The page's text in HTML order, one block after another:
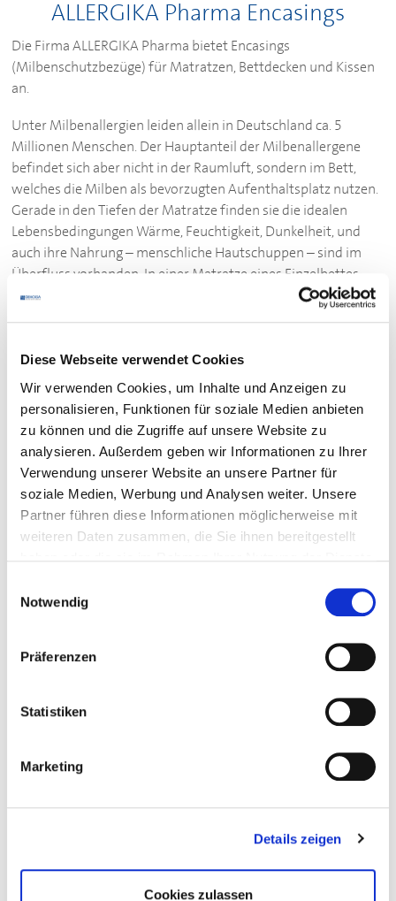
Diese Webseite verwendet Cookies
Wir verwenden Cookies, um Inhalte und Anzeigen zu
personalisieren, Funktionen für soziale Medien anbieten
zu können und die Zugriffe auf unsere Website zu
analysieren. Außerdem geben wir Informationen zu Ihrer
Verwendung unserer Website an unsere Partner für
soziale Medien, Werbung und Analysen weiter. Unsere
Partner führen diese Informationen möglicherweise mit
weiteren Daten zusammen, die Sie ihnen bereitgestellt
Notwendig
Präferenzen
Statistiken
Marketing
Details zeigen
Cookies zulassen
ALLERGIKA Pharma Encasings
Die Firma ALLERGIKA Pharma bietet Encasings
(Milbenschutzbezüge) für Matratzen, Bettdecken und Kissen
an.
Unter Milbenallergien leiden allein in Deutschland ca. 5
Millionen Menschen. Der Hauptanteil der Milbenallergene
befindet sich aber nicht in der Raumluft, sondern im Bett,
welches die Milben als bevorzugten Aufenthaltsplatz nutzen.
Gerade in den Tiefen der Matratze finden sie die idealen
Lebensbedingungen Wärme, Feuchtigkeit, Dunkelheit, und
auch ihre Nahrung – menschliche Hautschuppen – sind im
Überfluss vorhanden. In einer Matratze eines Einzelbettes
leben ca. ½ Mio Milben.
und statten mehr und mehr, auch aus hygienischen Gründen
Zwischenbettbezüge bilden eine mechanische Barriere
zwischen Milben (und deren Kotpartikel) und Schlafenden. So
wird der Kontakt mit den lästigen Tierchen und kleinsten
Allergenpartikeln verhindert. Milben, die sich in der Matratze
befinden werden eingesperrt und eine Neubesiedelung wird
verhindert.
Die Bezüge sind von unabhängigen Instituten geprüft,
Bietet dieser
Loggen Sie sich hier ein und finden Sie es heraus!